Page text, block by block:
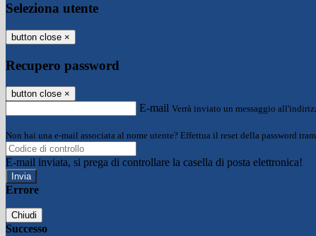
Seleziona utente
button close ×
Recupero password
button close ×
E-mail Verrà inviato un messaggio
Non hai una e-mail associata al nome utente? Effettua il reset della password
E-mail inviata, si prega di controllare la casella di posta elettronica!
Errore
Chiudi
Successo